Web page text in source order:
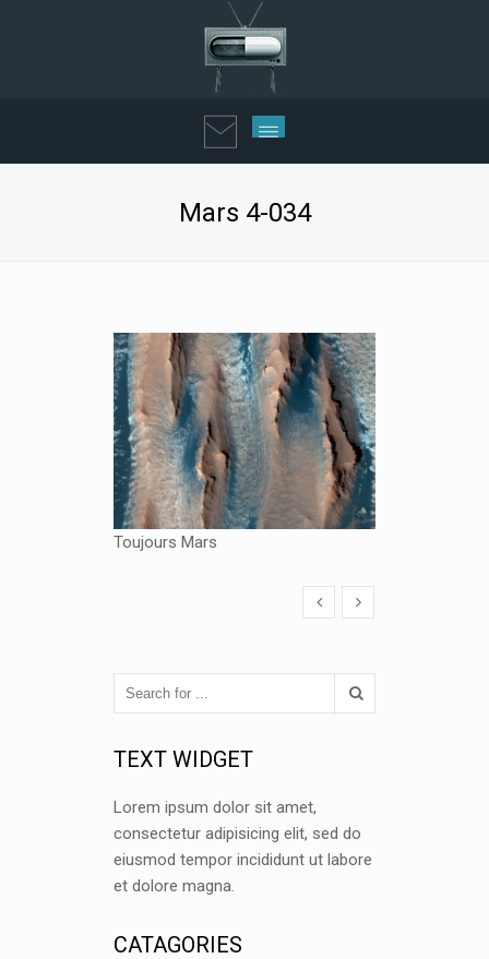
Mars 4-034
Toujours Mars
TEXT WIDGET
Lorem ipsum dolor sit amet,
consectetur adipisicing elit, sed do
eiusmod tempor incididunt ut labore
et dolore magna.
CATAGORIES